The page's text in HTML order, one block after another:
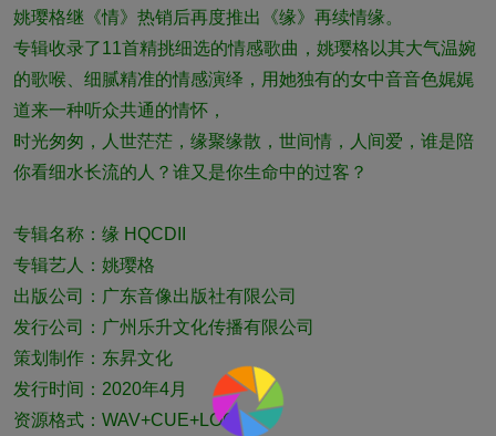
姚璎格继《情》热销后再度推出《缘》再续情缘。
专辑收录了11首精挑细选的情感歌曲，姚璎格以其大气温婉
的歌喉、细腻精准的情感演绎，用她独有的女中音音色娓娓
道来一种听众共通的情怀，
时光匆匆，人世茫茫，缘聚缘散，世间情，人间爱，谁是陪
你看细水长流的人？谁又是你生命中的过客？
专辑名称：缘 HQCDII
专辑艺人：姚璎格
出版公司：广东音像出版社有限公司
发行公司：广州乐升文化传播有限公司
策划制作：东昇文化
发行时间：2020年4月
资源格式：WAV+CUE+LOG